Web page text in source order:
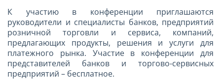
К участию в конференции приглашаются
руководители и специалисты банков, предприятий
розничной торговли и сервиса, компаний,
предлагающих продукты, решения и услуги для
платежного рынка. Участие в конференции для
представителей банков и торгово-сервисных
предприятий – бесплатное.